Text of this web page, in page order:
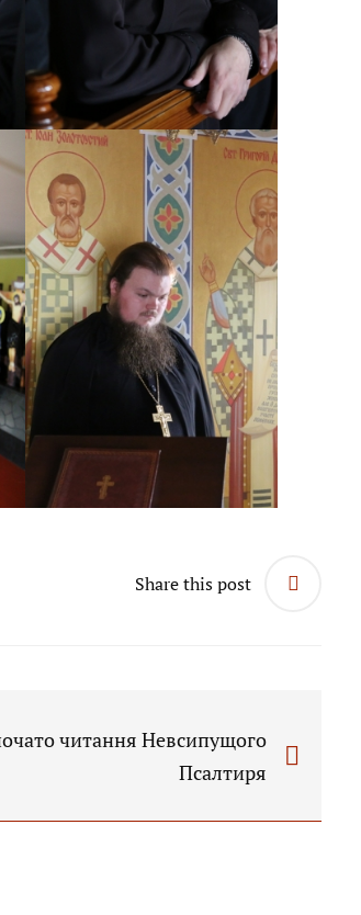
Share this post
читання Невсипущого
Псалтиря